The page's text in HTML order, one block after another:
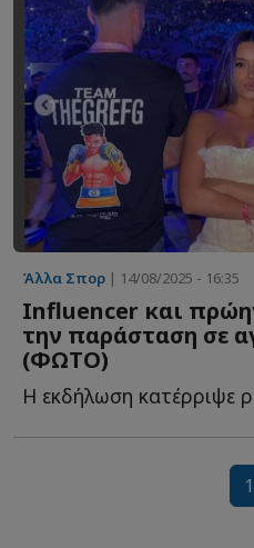
Άλλα Σπορ | 14/08/2025 - 16:35
Influencer και
την παράσταση σε
(ΦΩΤΟ)
1